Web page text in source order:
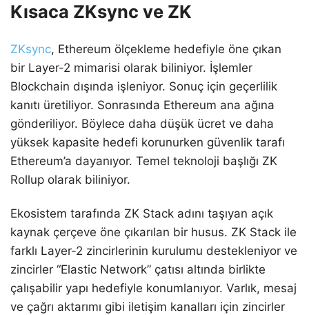
Kısaca ZKsync ve ZK
ZKsync, Ethereum ölçekleme hedefiyle öne çıkan
bir Layer-2 mimarisi olarak biliniyor. İşlemler
Blockchain dışında işleniyor. Sonuç için geçerlilik
kanıtı üretiliyor. Sonrasında Ethereum ana ağına
gönderiliyor. Böylece daha düşük ücret ve daha
yüksek kapasite hedefi korunurken güvenlik tarafı
Ethereum’a dayanıyor. Temel teknoloji başlığı ZK
Rollup olarak biliniyor.
Ekosistem tarafında ZK Stack adını taşıyan açık
kaynak çerçeve öne çıkarılan bir husus. ZK Stack ile
farklı Layer-2 zincirlerinin kurulumu destekleniyor ve
zincirler “Elastic Network” çatısı altında birlikte
çalışabilir yapı hedefiyle konumlanıyor. Varlık, mesaj
ve çağrı aktarımı gibi iletişim kanalları için zincirler